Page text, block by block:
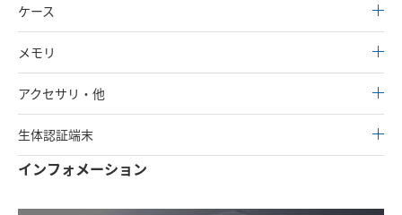
ケース
メモリ
アクセサリ・他
生体認証端末
インフォメーション